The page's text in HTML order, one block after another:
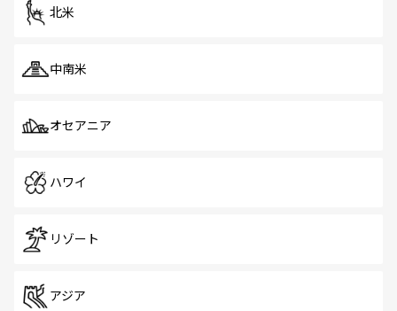
北米
中南米
オセアニア
ハワイ
リゾート
アジア